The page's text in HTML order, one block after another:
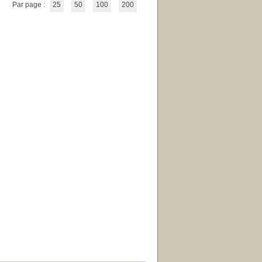
Par page : 25 50 100 200